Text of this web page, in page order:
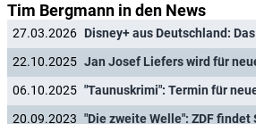
Tim Bergmann in den News
27.03.2026
22.10.2025
06.10.2025
20.09.2023